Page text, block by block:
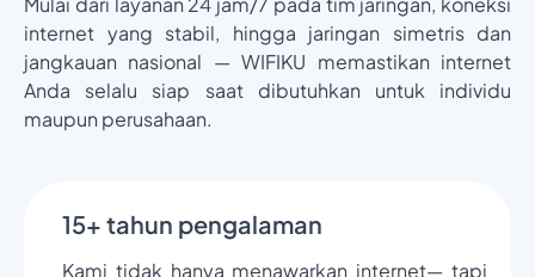
internet yang stabil, hingga jaringan simetris dan
jangkauan nasional — WIFIKU memastikan internet
Anda selalu siap saat dibutuhkan untuk individu
maupun perusahaan.
15+ tahun pengalaman
Kami tidak hanya menawarkan internet— tapi